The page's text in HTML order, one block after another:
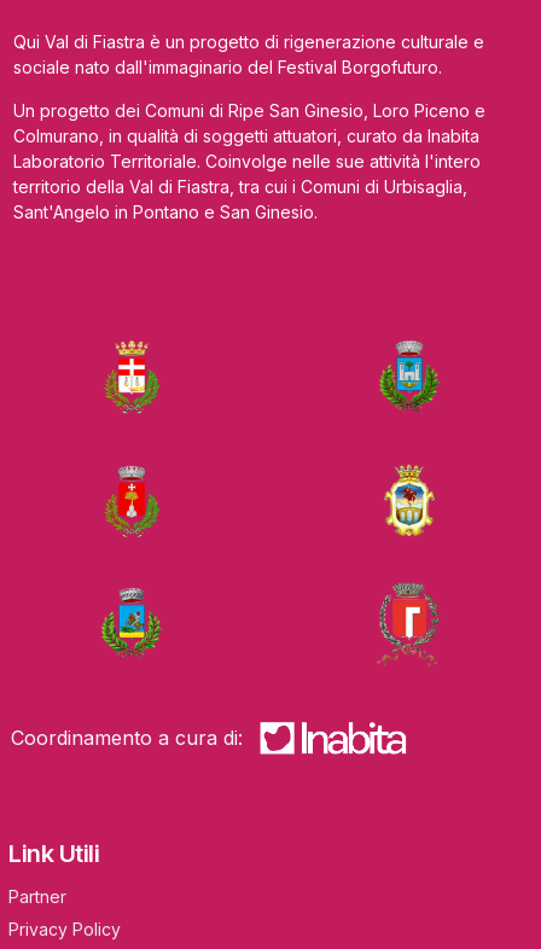
Qui Val di Fiastra è un progetto di rigenerazione culturale e
sociale nato dall'immaginario del Festival Borgofuturo.
Un progetto dei Comuni di Ripe San Ginesio, Loro Piceno e
Colmurano, in qualità di soggetti attuatori, curato da Inabita
Laboratorio Territoriale. Coinvolge nelle sue attività l'intero
territorio della Val di Fiastra, tra cui i Comuni di Urbisaglia,
Sant'Angelo in Pontano e San Ginesio.
Coordinamento a cura di:
Link Utili
Partner
Privacy Policy